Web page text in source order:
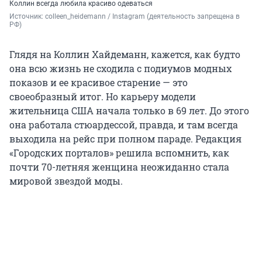
Коллин всегда любила красиво одеваться
Источник: colleen_heidemann / Instagram (деятельность запрещена в
РФ)
Глядя на Коллин Хайдеманн, кажется, как будто
она всю жизнь не сходила с подиумов модных
показов и ее красивое старение — это
своеобразный итог. Но карьеру модели
жительница США начала только в 69 лет. До этого
она работала стюардессой, правда, и там всегда
выходила на рейс при полном параде. Редакция
«Городских порталов» решила вспомнить, как
почти 70-летняя женщина неожиданно стала
мировой звездой моды.